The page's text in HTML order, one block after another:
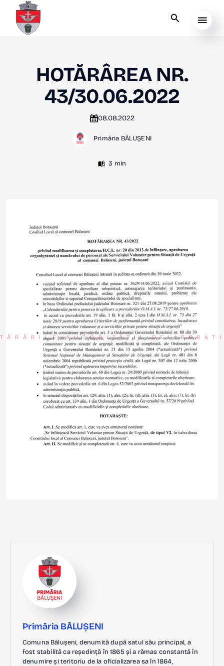
HOTĂRÂREA NR.
43/30.06.2022
08.08.2022
Primăria BĂLUȘENI
3 min
AUTORITĂȚII
Primăria BĂLUȘENI
Comuna Bălușeni, denumită după satul său principal, a
fost stabilită ca reședință în 1865 și a rămas constantă în
denumire și teritoriu de la oficializarea sa în 1864,